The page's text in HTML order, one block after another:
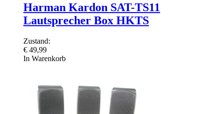
Harman Kardon SAT-TS11
Lautsprecher Box HKTS
Zustand:
€ 49,99
In Warenkorb